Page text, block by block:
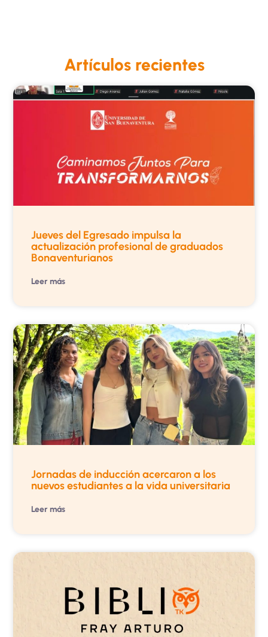
Artículos recientes
Jueves del Egresado impulsa la
actualización profesional de graduados
Bonaventurianos
Leer más
Jornadas de inducción acercaron a los
nuevos estudiantes a la vida universitaria
Leer más